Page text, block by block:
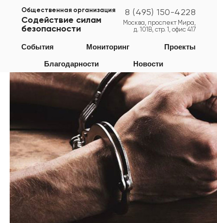
8 (495) 150-4228
Общественная организация
Содействие силам
безопасности
Мониторинг
События
Благодарности Новости
Проекты
Москва, проспект Мира,
д. 101В, стр. 1, офис 417